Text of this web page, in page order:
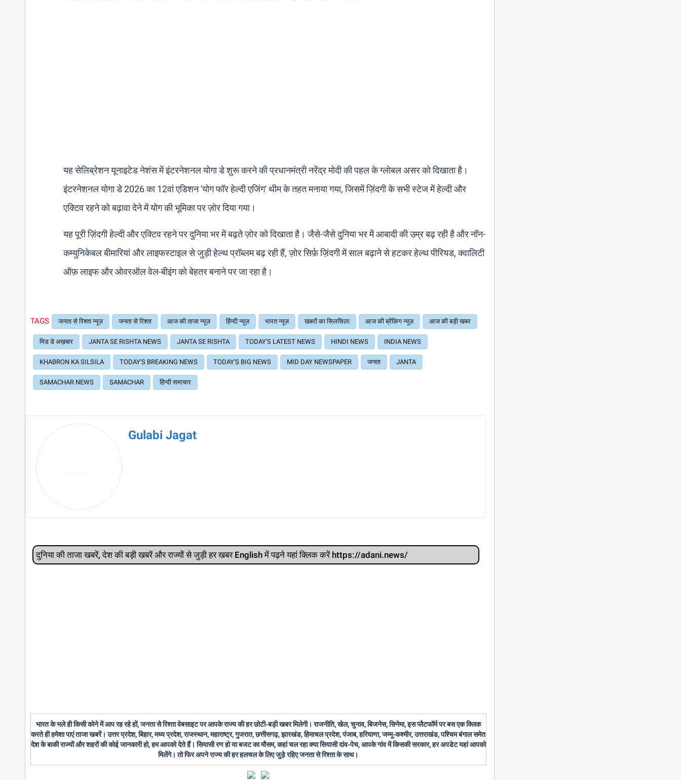
यह सेलिब्रेशन यूनाइटेड नेशंस में इंटरनेशनल योगा डे शुरू करने की प्रधानमंत्री नरेंद्र मोदी की पहल के ग्लोबल असर को दिखाता है।
इंटरनेशनल योगा डे 2026 का 12वां एडिशन 'योग फॉर हेल्दी एजिंग' थीम के तहत मनाया गया, जिसमें ज़िंदगी के सभी स्टेज में हेल्दी और
एक्टिव रहने को बढ़ावा देने में योग की भूमिका पर ज़ोर दिया गया।
यह पूरी ज़िंदगी हेल्दी और एक्टिव रहने पर दुनिया भर में बढ़ते ज़ोर को दिखाता है। जैसे-जैसे दुनिया भर में आबादी की उम्र बढ़ रही है और नॉन-
कम्युनिकेबल बीमारियां और लाइफस्टाइल से जुड़ी हेल्थ प्रॉब्लम बढ़ रही हैं, ज़ोर सिर्फ़ ज़िंदगी में साल बढ़ाने से हटकर हेल्थ पीरियड, क्वालिटी
ऑफ़ लाइफ और ओवरऑल वेल-बीइंग को बेहतर बनाने पर जा रहा है।
TAGS जनता से रिश्ता न्यूज़ जनता से रिश्ता आज की ताजा न्यूज़ हिंन्दी न्यूज़ भारत न्यूज़ खबरों का सिलसिला आज की ब्रेंकिग न्यूज़ आज की बड़ी खबर
मिड डे अख़बार JANTA SE RISHTA NEWS JANTA SE RISHTA TODAY'S LATEST NEWS HINDI NEWS INDIA NEWS
KHABRON KA SILSILA TODAY'S BREAKING NEWS TODAY'S BIG NEWS MID DAY NEWSPAPER जनता JANTA
SAMACHAR NEWS SAMACHAR हिंन्दी समाचार
Gulabi Jagat
दुनिया की ताजा खबरें, देश की बड़ी खबरें और राज्‍यों से जुड़ी हर खबर English में पढ़ने यहां क्लिक करें https://adani.news/
भारत के भले ही किसी कोने में आप रह रहे हों, जनता से रिश्ता वेबसाइट पर आपके राज्य की हर छोटी-बड़ी खबर मिलेगी। राजनीति, खेल, चुनाव, बिजनेस, सिनेमा, इस प्लैटफॉर्म पर बस एक क्लिक
करते ही हमेशा पाएं ताजा खबरें। उत्तर प्रदेश, बिहार, मध्य प्रदेश, राजस्थान, महाराष्ट्र, गुजरात, छत्तीसगढ़, झारखंड, हिमाचल प्रदेश, पंजाब, हरियाणा, जम्मू-कश्मीर, उत्तराखंड, पश्चिम बंगाल समेत
देश के बाकी राज्यों और शहरों की कोई जानकारी हो, हम आपको देते हैं। सियासी रण हो या बजट का मौसम, कहां चल रहा क्या सियासी दांव-पेच, आपके गांव में किसकी सरकार, हर अपडेट यहां आपको
मिलेंगे। तो फिर अपने राज्य की हर हलचल के लिए जुड़े रहिए जनता से रिश्ता के साथ।